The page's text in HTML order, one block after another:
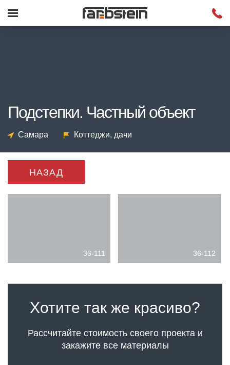
Подстепки. Частный объект
Самара Коттеджи, дачи
НАЗАД
36-111 36-112
Хотите так же красиво?
Рассчитайте стоимость своего проектаи
закажите все материалы